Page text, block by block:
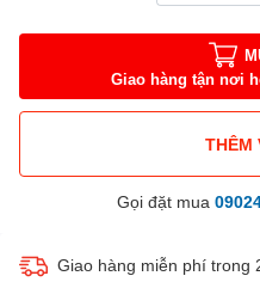
Giao hàng tận nơi
THÊM
Gọi đặt mua
Giao hàng miễn phí trong